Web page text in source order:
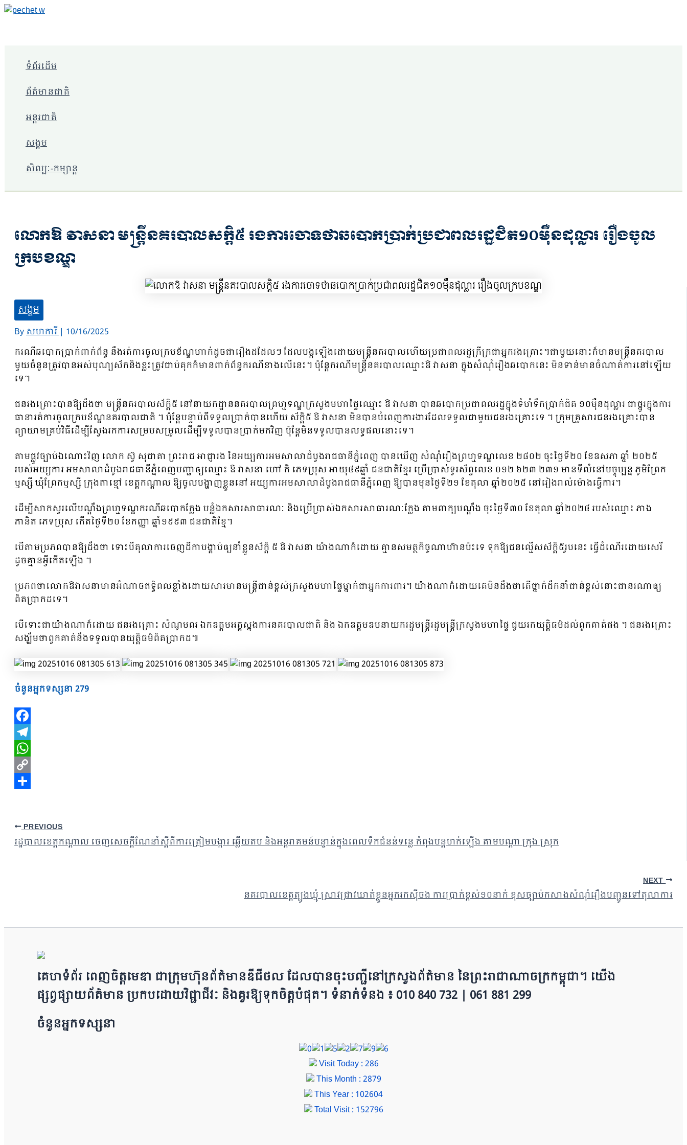
Skip
ទំព័រដើម
ព័ត៌មានជាតិ
អន្តរជាតិ
សង្គម
សិល្បៈ-កម្សាន្ត
លោកឱ វាសនា មន្ត្រីនគរបាលសក្តិ៥ រងការចោទថាឆបោកប្រាក់ប្រជាពលរដ្ឋជិត១០ម៉ឺនដុល្លារ រឿងចូល
ក្របខណ្ឌ
សង្គម
Byសហការី| 10/16/2025
ករណីឆបោកប្រាក់ពាក់ព័ន្ធ នឹងរត់ការចូលក្របខ័ណ្ឌហាក់ដូចជារឿងដដែលៗ ដែលបង្កឡើងដោយមន្ត្រីនគរបាលហើយប្រជាពលរដ្ឋក្រីក្រជាអ្នករងគ្រោះ។ជាមួយនោះក៏មានមន្ត្រីនគរបាល
មួយចំនួនត្រូវបានអស់បុណ្យស័កនិងខ្លះត្រូវជាប់គុកក៏មានពាក់ព័ន្ធករណីខាងលើនេះ។ ប៉ុន្តែករណីមន្ត្រីនគរបាលឈ្មោះឱ វាសនា ក្នុងសំណុំរឿងឆបោកនេះ មិនទាន់មានចំណាត់ការនៅឡើយ
ទេ។
ជនរងគ្រោះបានឱ្យដឹងថា មន្រ្តីនគរបាលស័ក្ដិ៥ នៅនាយកដ្ឋាននគរបាលព្រហ្មទណ្ឌក្រសួងមហាផ្ទៃឈ្មោះ ឱ វាសនា បានឆបោកប្រជាពលរដ្ឋក្នុងទំហំទឹកប្រាក់ជិត ១០ម៉ឺនដុល្លារ ជាថ្នូរក្នុងការ
ធានារត់ការចូលក្របខ័ណ្ឌនគរបាលជាតិ ។ ប៉ុន្តែបន្ទាប់ពីទទួលប្រាក់បានហេីយ ស័ក្ដិ៥ ឱ វាសនា មិនបានបំពេញការងារដែលទទួលជាមួយជនរងគ្រោះទេ ។ ក្រុមគ្រួសារជនរងគ្រោះបាន
ព្យាយាមគ្រប់វិធីដើម្បីស្វែងរកការសម្របសម្រួលដើម្បីទទួលបានប្រាក់មកវិញ ប៉ុន្តែមិនទទួលបានលទ្ធផលនោះទេ។
តាមផ្លូវច្បាប់ឯណោះវិញ លោក ស៊ូ សុជាតា ព្រះរាជ អាជ្ញារង នៃអយ្យការអមសាលាដំបូងរាជធានីភ្នំពេញ បានឃើញ សំណុំរឿងព្រហ្មទណ្ឌលេខ ២៨០២ ចុះថ្ងៃទី២០ ខែឧសភា ឆ្នាំ ២០២៥
របស់អយ្យការ អមសាលាដំបូងរាជធានីភ្នំពេញបញ្ជាឲ្យឈ្មោះ ឱ វាសនា ហៅ កិ ភេទប្រុស អាយុ៤៩ឆ្នាំ ជនជាតិខ្មែរ ប្រើប្រាស់ទូរស័ព្ទលេខ ០១២ ៦២៣ ២៣១ មានទីលំនៅបច្ចុប្បន្ន ភូមិព្រែក
ឫស្សី ឃុំព្រែកឫស្សី ក្រុងតាខ្មៅ ខេត្តកណ្តាល ឱ្យចូលបង្ហាញខ្លួននៅ អយ្យការអមសាលាដំបូងរាជធានីភ្នំពេញ ឱ្យបានមុនថ្ងៃទី២១ ខែតុលា ឆ្នាំ២០២៥ នៅរៀងរាល់ម៉ោងធ្វើការ។
ដើម្បីសាកសួរលើបណ្តឹងព្រហ្មទណ្ឌករណីឆបោកក្លែង បន្លំឯកសារសាធារណៈ និងប្រើប្រាស់ឯកសារសាធារណៈក្លែង តាមពាក្យបណ្តឹង ចុះថ្ងៃទី៣០ ខែតុលា ឆ្នាំ២០២៤ របស់ឈ្មោះ ភាង
ភានិត ភេទប្រុស កើតថ្ងៃទី២០ ខែកញ្ញា ឆ្នាំ១៩៩៣ ជនជាតិខ្មែ។
បើតាមប្រភពបានឱ្យដឹងថា ទោះបីតុលាការចេញដីកាបង្គាប់ឲ្យនាំខ្លួនស័ក្តិ ៥ ឱ វាសនា យ៉ាងណាក៏ដោយ គ្មានសមត្ថកិច្ចណាហ៊ានប៉ះទេ ទុកឱ្យជនល្មើសស័ក្ដិ៥រូបនេះ ធ្វើដំណើរដោយសេរី
ដូចគ្មានអ្វីកេីតឡេីង ។
ប្រភពថាលោកឱវាសនាមានអំណាចឥទ្ធិពលខ្លាំងដោយសារមានមន្ត្រីជាន់ខ្ពស់ក្រសួងមហាផ្ទៃម្នាក់ជាអ្នកការពារ។ យ៉ាងណាក៏ដោយគេមិនដឹងថាតើថ្នាក់ដឹកនាំជាន់ខ្ពស់នោះជានរណាឲ្យ
ពិតប្រាកដទេ។
បើទោះជាយ៉ាងណាក៏ដោយ ជនរងគ្រោះ សំណូមពរ ឯកឧត្តមអគ្គស្នងការនគរបាលជាតិ និង ឯកឧត្ដមឧបនាយករដ្ឋមន្ត្រីរដ្ឋមន្ត្រីក្រសួងមហាផ្ទៃ ជួយរកយុត្តិធម៌ដល់ពួកគាត់ផង ។ ជនរងគ្រោះ
សង្ឃឹមថាពួកគាត់នឹងទទួលបានយុត្តិធម៌ពិតប្រាកដ៕
ចំនួនអ្នកទស្សនា 279
Facebook
Telegram
WhatsApp
Copy
PREVIOUS
រដ្ឋបាលខេត្តកណ្តាល ចេញសេចក្តីណែនាំស្តីពីការត្រៀមបង្ការ ឆ្លើយតប និងអន្តរាគមន៍បន្ទាន់ក្នុងពេលទឹកជំនន់ទន្លេ កំពុងបន្តហក់ឡើង តាមបណ្តា ក្រុង ស្រុក
NEXT
នគរបាលខេត្តត្បូងឃ្មុំ ស្រាវជ្រាវឃាត់ខ្លួនអ្នករកស៊ីចង ការប្រាក់ខ្ពស់១០នាក់ ខុសច្បាប់កសាងសំណុំរឿងបញ្ជូនទៅតុលាការ
គេហទំព័រ ពេញចិត្តមេឌា ជា​ក្រុ​​​​​ម​​​ហ៊ុន​ព័ត៌មាន​ឌីជីថល ដែ​លបា​ន​​ចុះបញ្ជីនៅក្រសួងព័ត៌មាន នៃ​​​​ព្រះរាជាណាចក្រ​ក​ម្ពុជា។ យើ​ង​​​​​
ផ្សព្វផ្សាយព័​ត៌​មា​​​​ន ប្រក​ប​ដោ​​​​​​យ​វិជ្ជាជីវៈ និ​ងគួរ​ឱ្យ​ទុកចិត្ត​បំ​ផុត។ ទំនាក់ទំនង ៖ 010 840 732 | 0​​​​​61 881 299
ចំនួនអ្នកទស្សនា
Visit Today : 286
This Month : 2879
This Year : 102604
Total Visit : 152796